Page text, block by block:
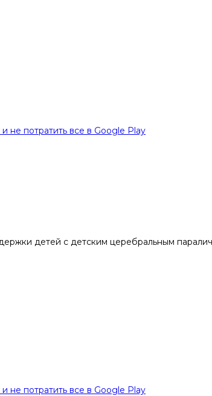
не потратить все в Google Play
детей с детским церебральным
не потратить все в Google Play